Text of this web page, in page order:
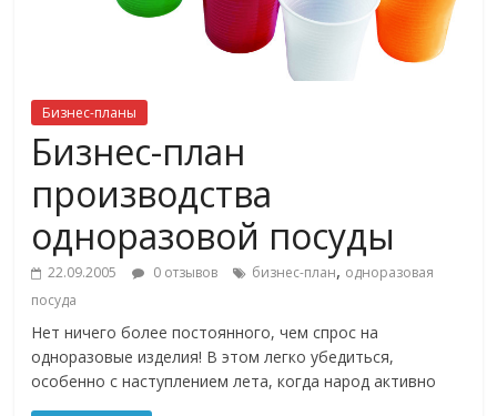
Бизнес-планы
Бизнес-план
производства
одноразовой посуды
22.09.2005 0 отзывов бизнес-план, одноразовая
посуда
Нет ничего более постоянного, чем спрос на
одноразовые изделия! В этом легко убедиться,
особенно с наступлением лета, когда народ активно